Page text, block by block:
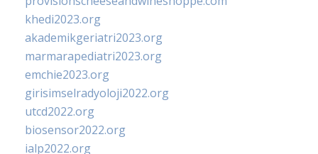
khedi2023.org
akademikgeriatri2023.org
marmarapediatri2023.org
emchie2023.org
girisimselradyoloji2022.org
utcd2022.org
biosensor2022.org
ialp2022.org